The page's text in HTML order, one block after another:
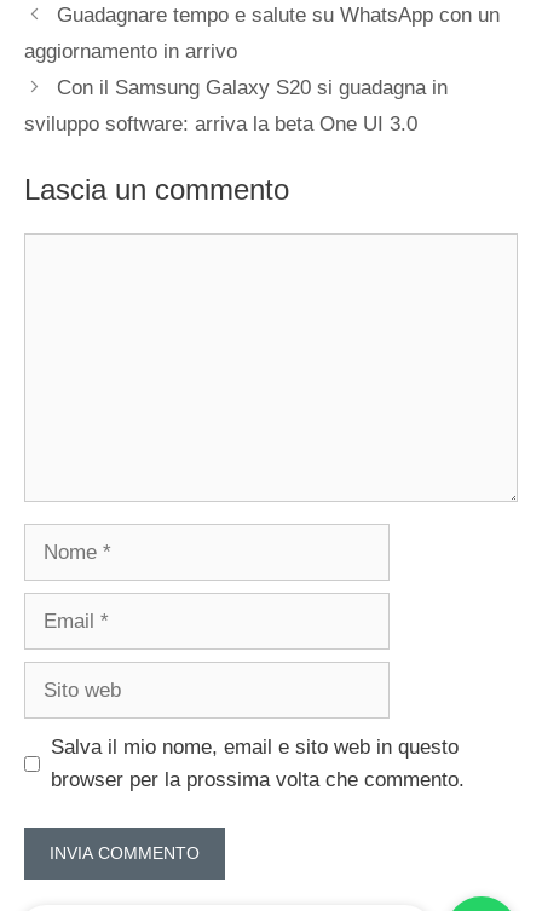
Guadagnare tempo e salute su WhatsApp con un
aggiornamento in arrivo
Con il Samsung Galaxy S20 si guadagna in
sviluppo software: arriva la beta One UI 3.0
Lascia un commento
Nome
Email
Sito
Salva il mio nome, email e sito web in questo
browser per la prossima volta che commento.